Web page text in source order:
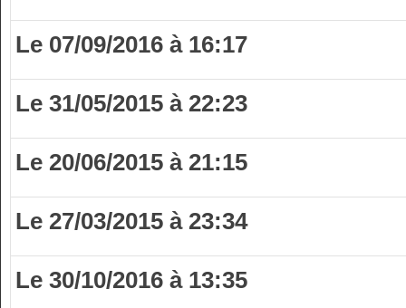
Le 07/09/2016 à 16:17
Le 31/05/2015 à 22:23
Le 20/06/2015 à 21:15
Le 27/03/2015 à 23:34
Le 30/10/2016 à 13:35